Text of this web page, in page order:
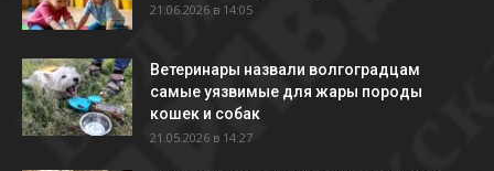
21.06.2026 в 14:05
Ветеринары назвали волгоградцам
самые уязвимые для жары породы
кошек и собак
21.05.2026 в 14:27